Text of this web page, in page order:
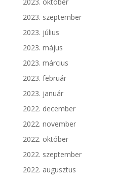
2023. szeptember
2023. július
2023. május
2023. március
2023. február
2023. január
2022. december
2022. november
2022. október
2022. szeptember
2022. augusztus